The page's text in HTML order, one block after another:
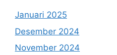
Januari 2025
Desember 2024
November 2024